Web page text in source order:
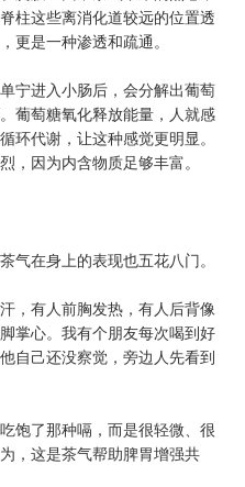
柱这些离消化道较远的位置透
更是一种渗透和疏通。
宁进入小肠后，会分解出葡萄
葡萄糖氧化释放能量，人就感
环代谢，让这种感觉更明显。
，因为内含物质足够丰富。
气在身上的表现也五花八门。
，有人前胸发热，有人后背像
掌心。我有个朋友每次喝到好
自己还没察觉，旁边人先看到
饱了那种嗝，而是很轻微、很
，这是茶气帮助脾胃增强共